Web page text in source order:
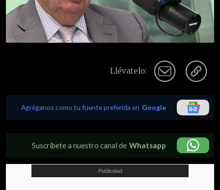
Llévatelo:
Agréganos como tu fuente preferida en Google
Suscríbete a nuestro canal de Whatsapp